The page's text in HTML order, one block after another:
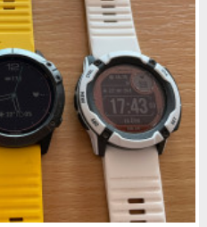
hodinek tolik
méně?